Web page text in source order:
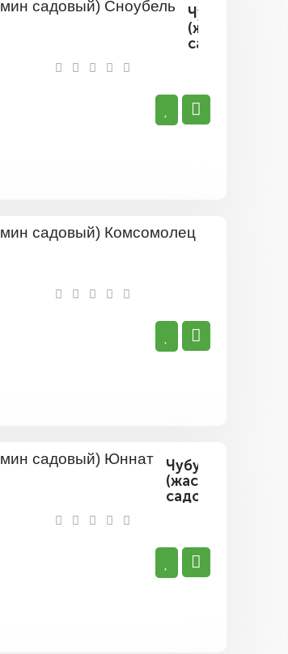
Чубушник
(жасмин
садовый)
Чубушник
(жасмин
садовый)